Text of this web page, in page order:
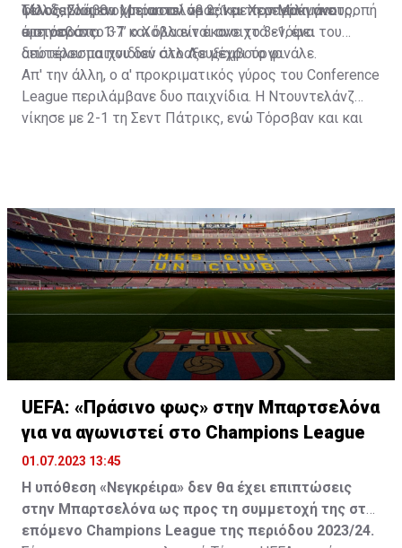
φιλοξενούμενοι μείωσαν σε 2-1 με τον Μακμάνους,
ωστόσο στο 37’ ο Χόβλαντ έκανε το 3-1, ένα
αποτέλεσμα που δεν άλλαξε μέχρι το φινάλε.
Μολδαβίας θα χρειαστεί να κάνει τη μεγάλη ανατροπή
στη ρεβάνς.
Τέλος, Σλόβαν Μπρατισλάβας και Χεσπεράνγκε
έμειναν στο 1-1 και όλα είναι ανοιχτά ενόψει του
δεύτερου παιχνιδιού στο Λουξεμβούργο.
Απ' την άλλη, ο α' προκριματικός γύρος του Conference
League περιλάμβανε δυο παιχνίδια. Η Ντουντελάνζ
νίκησε με 2-1 τη Σεντ Πάτρικς, ενώ Τόρσβαν και και
UEFA: «Πράσινο φως» στην Μπαρτσελόνα
για να αγωνιστεί στο Champions League
01.07.2023 13:45
Η υπόθεση «Νεγκρέιρα» δεν θα έχει επιπτώσεις
στην Μπαρτσελόνα ως προς τη συμμετοχή της στο
επόμενο Champions League της περιόδου 2023/24.